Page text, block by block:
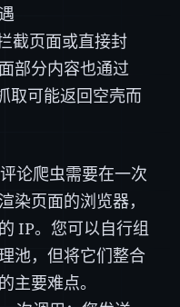
截页面或直接封
部分内容也通过
取可能返回空壳而
论爬虫需要在一次
染页面的浏览器，
IP。您可以自行组
池，但将它们整合
主要难点。